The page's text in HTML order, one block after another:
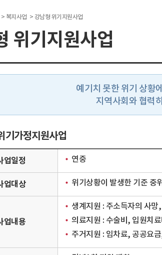
> 복지사업 > 강남형 위기지원사업
위기지원사업
예기치 못한 위기 상황
지역사회와 협력
기가정지원사업
업일정 연중
업대상 위기상황이 발생한 기준 중
업내용
생계지원 : 주소득자의 사
의료지원 : 수술비, 입원치
주거지원 : 임차료, 공공요